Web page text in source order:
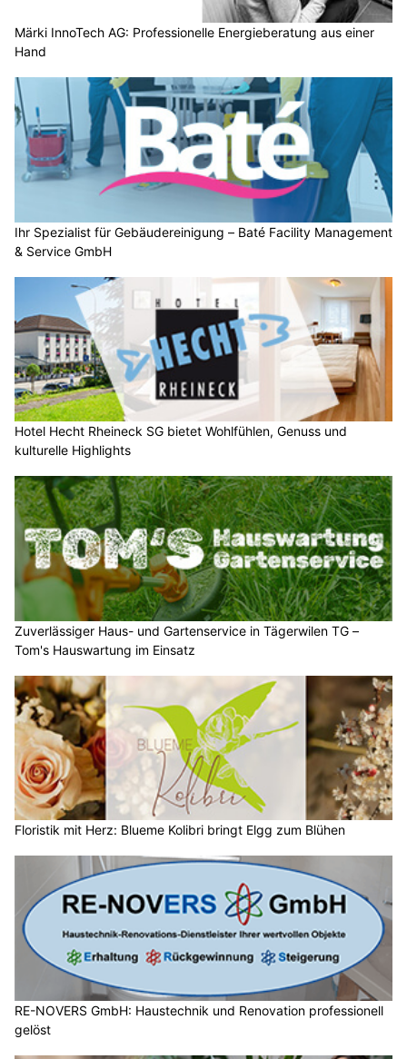
Märki InnoTech AG: Professionelle Energieberatung aus einer
Hand
Ihr Spezialist für Gebäudereinigung – Baté Facility Management
& Service GmbH
Hotel Hecht Rheineck SG bietet Wohlfühlen, Genuss und
kulturelle Highlights
Zuverlässiger Haus- und Gartenservice in Tägerwilen TG –
Tom's Hauswartung im Einsatz
Floristik mit Herz: Blueme Kolibri bringt Elgg zum Blühen
RE-NOVERS GmbH: Haustechnik und Renovation professionell
gelöst